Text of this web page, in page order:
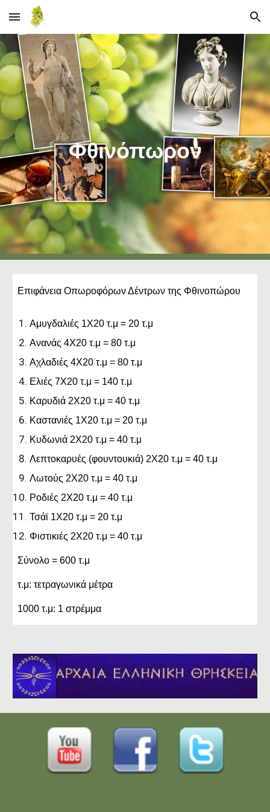
Skip to main content Skip to navigation
Φθινόπωρον
Επιφάνεια Οπωροφόρων Δέντρων της Φθινοπώρου
Αμυγδαλιές 1Χ20 τ.μ = 20 τ.μ
Ανανάς 4Χ20 τ.μ = 80 τ.μ
Αχλαδιές 4Χ20 τ.μ = 80 τ.μ
Ελιές 7Χ20 τ.μ = 140 τ.μ
Καρυδιά 2Χ20 τ.μ = 40 τ.μ
Καστανιές 1Χ20 τ.μ = 20 τ.μ
Κυδωνιά 2Χ20 τ.μ = 40 τ.μ
Λεπτοκαρυές (φουντουκιά) 2Χ20 τ.μ = 40 τ.μ
Λωτούς 2Χ20 τ.μ = 40 τ.μ
Ροδιές 2Χ20 τ.μ = 40 τ.μ
Τσάϊ 1Χ20 τ.μ = 20 τ.μ
Φιστικιές 2Χ20 τ.μ = 40 τ.μ
Σύνολο = 600 τ.μ
τ.μ: τετραγωνικά μέτρα
1000 τ.μ: 1 στρέμμα